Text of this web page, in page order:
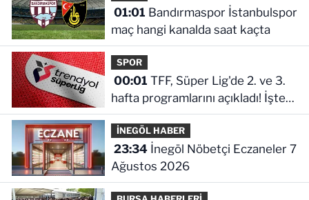
01:01
maç hangi kanalda saat kaçta
SPOR
00:01
hafta programlarını açıkladı! İşte
maçların başlama saati
İNEGÖL HABER
23:34İnegöl Nöbetçi Eczaneler 7
Ağustos 2026